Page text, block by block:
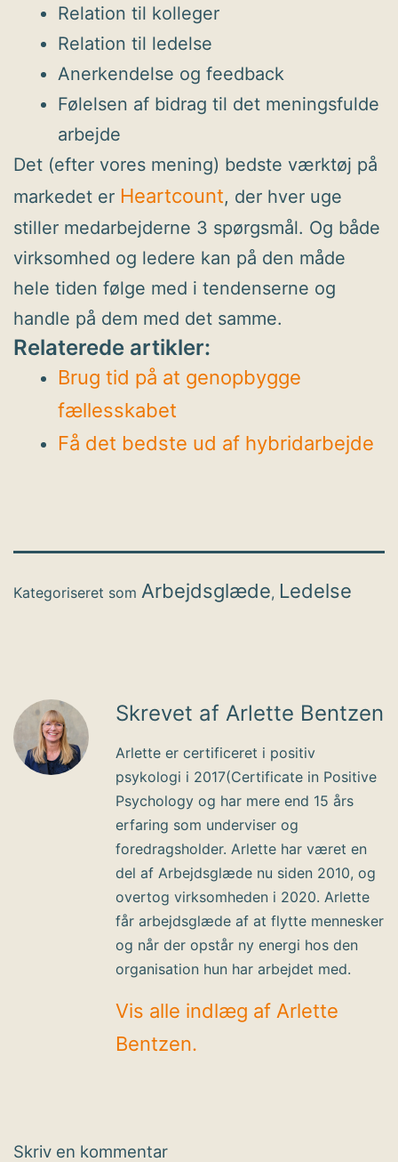
Relation til kolleger
Relation til ledelse
Anerkendelse og feedback
Følelsen af bidrag til det meningsfulde
arbejde
Det (efter vores mening) bedste værktøj på
markedet er Heartcount, der hver uge
stiller medarbejderne 3 spørgsmål. Og både
virksomhed og ledere kan på den måde
hele tiden følge med i tendenserne og
handle på dem med det samme.
Relaterede artikler:
Brug tid på at genopbygge
fællesskabet
Få det bedste ud af hybridarbejde
Kategoriseret som Arbejdsglæde, Ledelse
Skrevet af Arlette Bentzen
Arlette er certificeret i positiv
psykologi i 2017(Certificate in Positive
Psychology og har mere end 15 års
erfaring som underviser og
foredragsholder. Arlette har været en
del af Arbejdsglæde nu siden 2010, og
overtog virksomheden i 2020. Arlette
får arbejdsglæde af at flytte mennesker
og når der opstår ny energi hos den
organisation hun har arbejdet med.
Vis alle indlæg af Arlette
Bentzen.
Skriv en kommentar